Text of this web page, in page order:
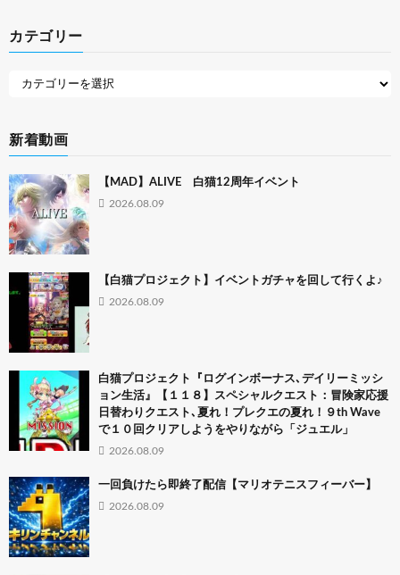
カテゴリー
新着動画
【MAD】ALIVE 白猫12周年イベント
2026.08.09
【白猫プロジェクト】イベントガチャを回して行くよ♪
2026.08.09
白猫プロジェクト『ログインボーナス､デイリーミッシ
ョン生活』【１１８】スペシャルクエスト：冒険家応援
日替わりクエスト､夏れ！プレクエの夏れ！９th Wave
で１０回クリアしようをやりながら「ジュエル」
2026.08.09
一回負けたら即終了配信【マリオテニスフィーバー】
2026.08.09